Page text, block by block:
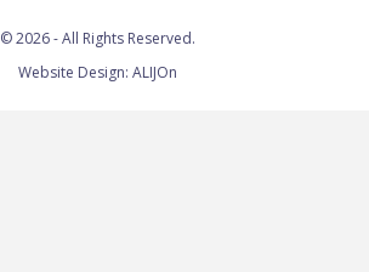
© 2026 - All Rights Reserved.
Website Design: ALIJOn